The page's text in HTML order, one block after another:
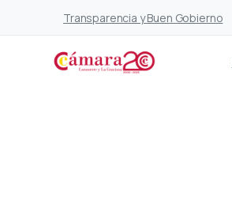
Transparencia y Buen Gobierno